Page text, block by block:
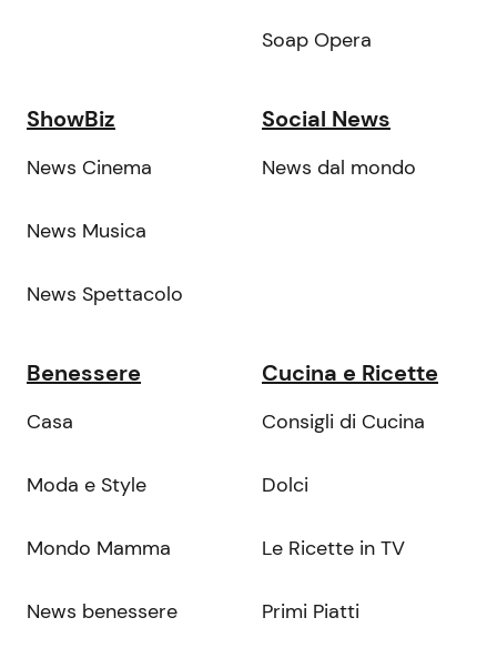
Soap Opera
ShowBiz
News Cinema
News Musica
News Spettacolo
Social News
News dal mondo
Benessere
Casa
Moda e Style
Mondo Mamma
News benessere
Cucina e Ricette
Consigli di Cucina
Dolci
Le Ricette in TV
Primi Piatti